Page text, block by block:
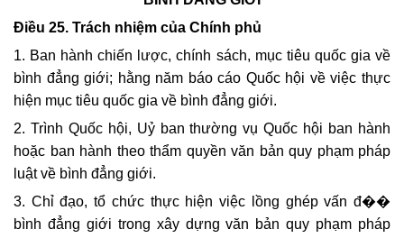
Điều 25. Trách nhiệm của Chính phủ
1. Ban hành chiến lược, chính sách, mục tiêu quốc gia về
bình đẳng giới; hằng năm báo cáo Quốc hội về việc thực
hiện mục tiêu quốc gia về bình đẳng giới.
2. Trình Quốc hội, Uỷ ban thường vụ Quốc hội ban hành
hoặc ban hành theo thẩm quyền văn bản quy phạm pháp
luật về bình đẳng giới.
3. Chỉ đạo, tổ chức thực hiện việc lồng ghép vấn đ��
bình đẳng giới trong xây dựng văn bản quy phạm pháp